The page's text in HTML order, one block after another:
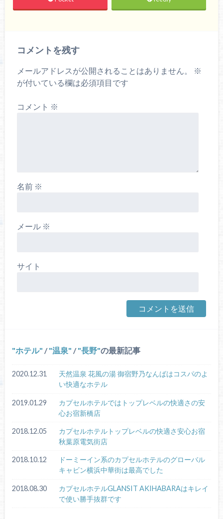
コメントを残す
メールアドレスが公開されることはありません。
※
が付いている欄は必須項目です
コメント ※
名前 ※
メール ※
サイト
ホテル / 温泉 / 長野 の最新記事
2020.12.31
天然温泉 花風の湯 御宿野乃なんばはコスパのよ
い快適なホテル
2019.01.29
カプセルホテルではトップレベルの快適さの安
心お宿新橋店
2018.12.05
カプセルホテルトップレベルの快適さ安心お宿
秋葉原電気街店
2018.10.12
ドーミーイン系のカプセルホテルのグローバル
キャビン横浜中華街は最高でした
2018.08.30
カプセルホテルGLANSIT AKIHABARAはキレイ
で使い勝手抜群です